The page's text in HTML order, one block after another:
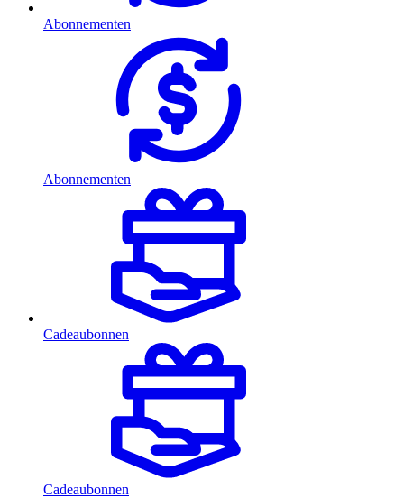
Abonnementen
Abonnementen
Cadeaubonnen
Cadeaubonnen